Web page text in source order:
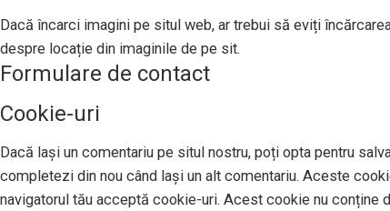
Dacă încarci imagini pe situl web, ar trebui să eviți
despre locație din imaginile de pe sit.
Formulare de contact
Cookie-uri
Dacă lași un comentariu pe situl nostru, poți opta pentru
completezi din nou când lași un alt comentariu. Aceste
navigatorul tău acceptă cookie-uri. Acest cookie nu conține